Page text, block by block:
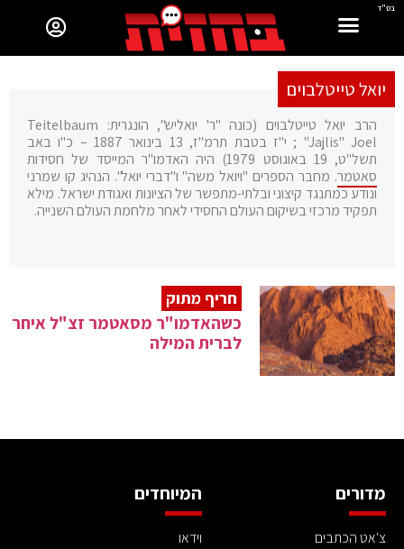
בס"ד
יואל טייטלבוים
הרב יואל טייטלבוים (כונה "ר' יואליש", הונגרית: Teitelbaum
"Jajlis" Joel ; י"ז בטבת תרמ"ז, 13 בינואר 1887 – כ"ו באב
תשל"ט, 19 באוגוסט 1979) היה האדמו"ר המייסד של חסידות
סאטמר. מחבר הספרים "ויואל משה" ו"דברי יואל". הנהיג קו שמרני
ונודע כמתנגד קיצוני ובלתי-מתפשר של הציונות ואגודת ישראל. מילא
תפקיד מרכזי בשיקום העולם החסידי לאחר מלחמת העולם השנייה.
חריף מתוק
כשהאדמו"ר מסאטמר זצ"ל איחר
לברית המילה
מדורים
צ'אט הכתבים
המיוחדים
וידאו